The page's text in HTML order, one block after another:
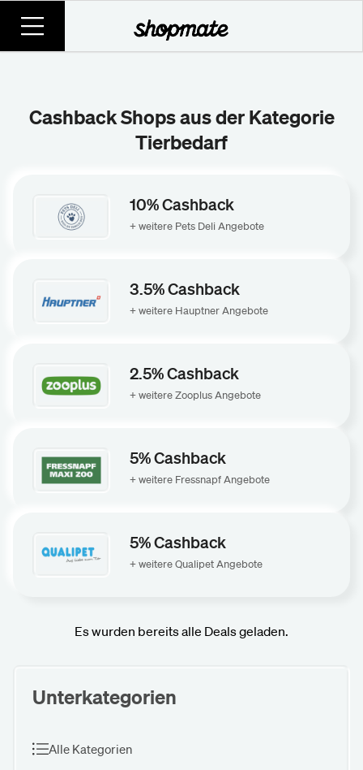
Unterkategorien
Alle Kategorien
Cashback Shops aus der Kategorie
Tierbedarf
10% Cashback
+ weitere Pets Deli Angebote
3.5% Cashback
+ weitere Hauptner Angebote
2.5% Cashback
+ weitere Zooplus Angebote
5% Cashback
+ weitere Fressnapf Angebote
5% Cashback
+ weitere Qualipet Angebote
Es wurden bereits alle Deals geladen.